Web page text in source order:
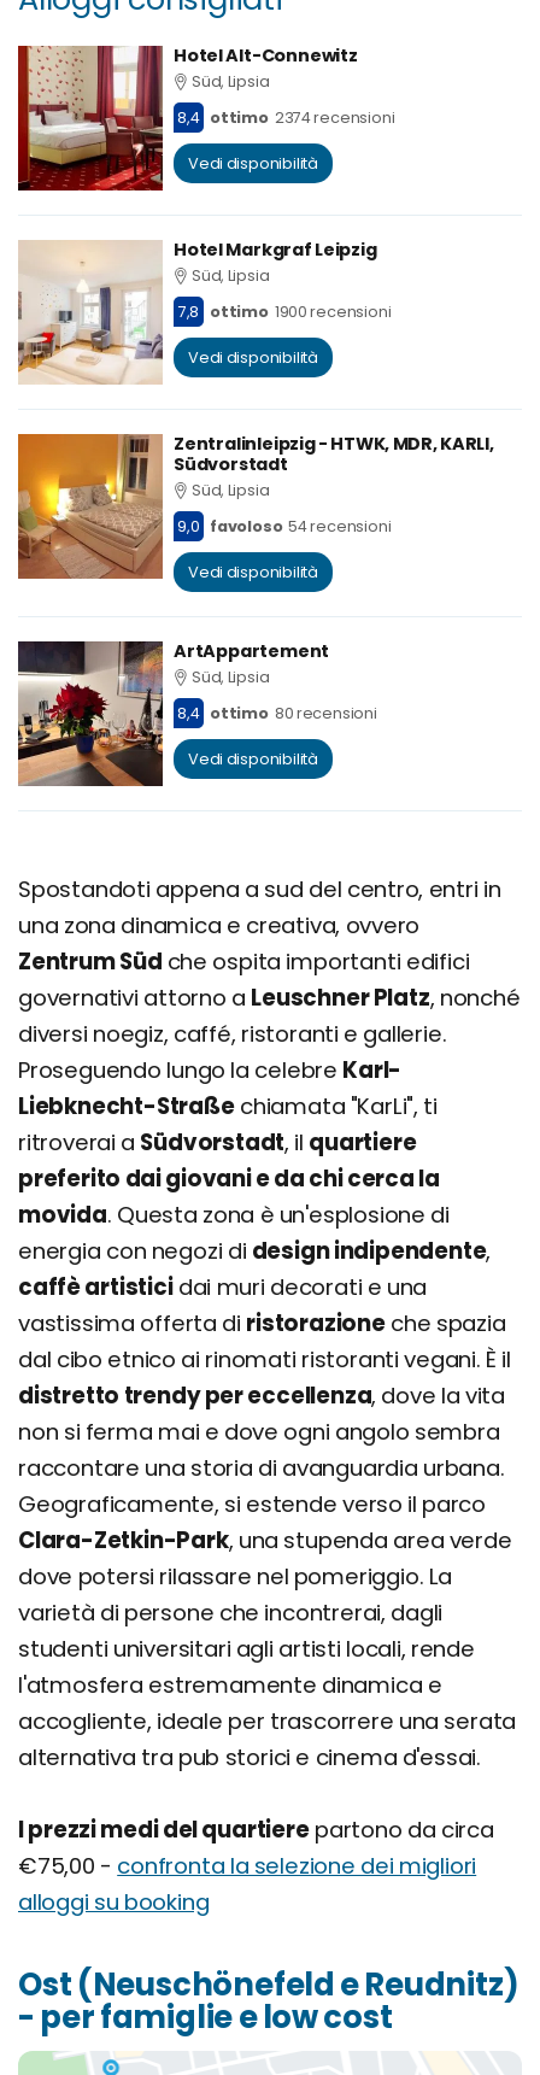
Hotel Alt-Connewitz
Süd, Lipsia
8,4 ottimo 2374 recensioni
Vedi disponibilità
Hotel Markgraf Leipzig
Süd, Lipsia
7,8
ottimo 1900 recensioni
Vedi disponibilità
Zentralinleipzig - HTWK, MDR, KARLI,
Südvorstadt
Süd, Lipsia
9,0 favoloso 54 recensioni
Vedi disponibilità
ArtAppartement
Süd, Lipsia
8,4 ottimo 80 recensioni
Vedi disponibilità
Spostandoti appena a sud del centro, entri in
una zona dinamica e creativa, ovvero
Zentrum Süd che ospita importanti edifici
governativi attorno a Leuschner Platz, nonché
diversi noegiz, caffé, ristoranti e gallerie.
Proseguendo lungo la celebre Karl-
Liebknecht-Straßechiamata "KarLi", ti
ritroverai a Südvorstadt, il quartiere
preferito dai giovani e da chi cerca la
movida. Questa zona è un'esplosione di
energia con negozi di design indipendente,
caffè artisticidai muri decorati e una
vastissima offerta di ristorazioneche spazia
dal cibo etnico ai rinomati ristoranti vegani. È il
distretto trendy per eccellenza, dove la vita
non si ferma mai e dove ogni angolo sembra
raccontare una storia di avanguardia urbana.
Geograficamente, si estende verso il parco
Clara-Zetkin-Park, una stupenda area verde
dove potersi rilassare nel pomeriggio. La
varietà di persone che incontrerai, dagli
studenti universitari agli artisti locali, rende
l'atmosfera estremamente dinamica e
accogliente, ideale per trascorrere una serata
alternativa tra pub storici e cinema d'essai.
I prezzi medi del quartierepartono da circa
€75,00 - confronta la selezione dei migliori
alloggi su booking
Ost (Neuschönefeld e Reudnitz)
- per famiglie e low cost